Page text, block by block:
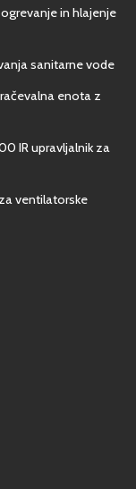
in hlajenje
sanitarne vode
enota z
IR upravljalnik za
ventilatorske